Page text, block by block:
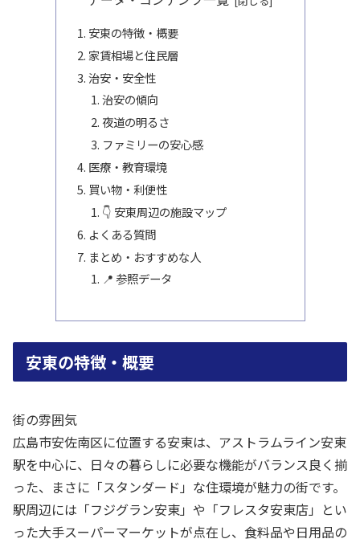
安東の特徴・概要
家賃相場と住民層
治安・安全性
治安の傾向
夜道の明るさ
ファミリーの安心感
医療・教育環境
買い物・利便性
👇 安東周辺の施設マップ
よくある質問
まとめ・おすすめな人
📍 参照データ
安東の特徴・概要
街の雰囲気
広島市安佐南区に位置する安東は、アストラムライン安東
駅を中心に、日々の暮らしに必要な機能がバランス良く揃
った、まさに「スタンダード」な住環境が魅力の街です。
駅周辺には「フジグラン安東」や「フレスタ安東店」とい
った大手スーパーマーケットが点在し、食料品や日用品の